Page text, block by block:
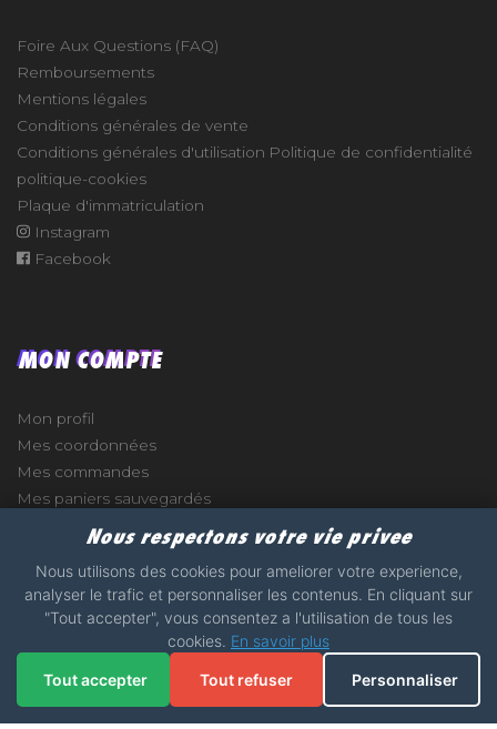
Foire Aux Questions (FAQ)
Remboursements
Mentions légales
Conditions générales de vente
Conditions générales d'utilisation Politique de confidentialité
politique-cookies
Plaque d'immatriculation
Instagram
Facebook
MON COMPTE
Mon profil
Mes coordonnées
Mes commandes
Mes paniers sauvegardés
2017 - 2026 - STICKERS-GARAGE.COM - MADE WITH
Nous respectons votre vie privee
Nous utilisons des cookies pour ameliorer votre experience,
analyser le trafic et personnaliser les contenus. En cliquant sur
"Tout accepter", vous consentez a l'utilisation de tous les
cookies. En savoir plus
Tout accepter Tout refuser Personnaliser